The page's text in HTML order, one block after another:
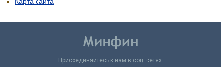
Присоединяйтесь к нам в соц. сетях: